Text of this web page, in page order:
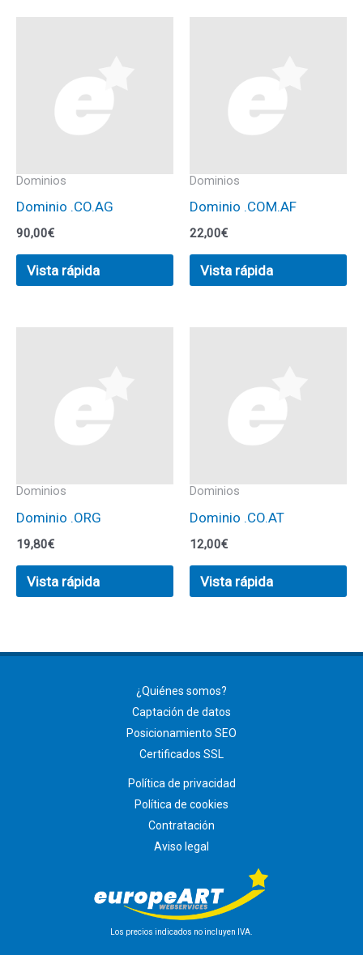
Dominios
Dominio .CO.AG
90,00€
Vista rápida
Dominios
Dominio .COM.AF
22,00€
Vista rápida
Dominios
Dominio .ORG
19,80€
Vista rápida
Dominios
Dominio .CO.AT
12,00€
Vista rápida
¿Quiénes somos?
Captación de datos
Posicionamiento SEO
Certificados SSL
Política de privacidad
Política de cookies
Contratación
Aviso legal
Los precios indicados no incluyen IVA.